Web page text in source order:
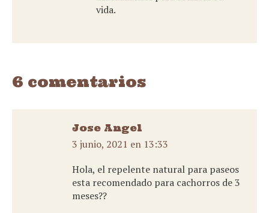
vida.
6 comentarios
Jose Angel
dice:
3 junio, 2021 en 13:33
Hola, el repelente natural para paseos
esta recomendado para cachorros de 3
meses??